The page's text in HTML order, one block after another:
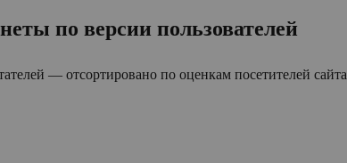
по версии пользователей
— отсортировано по оценкам посетителей сайта